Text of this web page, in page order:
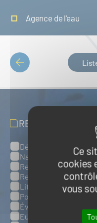
Ce
cookies
vous
Agence de l'eau
PAGINATION
RECEVOIR NOS
Catégories
Défense, sûreté et
Naval et nautisme
Ressources
Ressources
Littoral et
Ports, infrastructures
Évènements
Europe